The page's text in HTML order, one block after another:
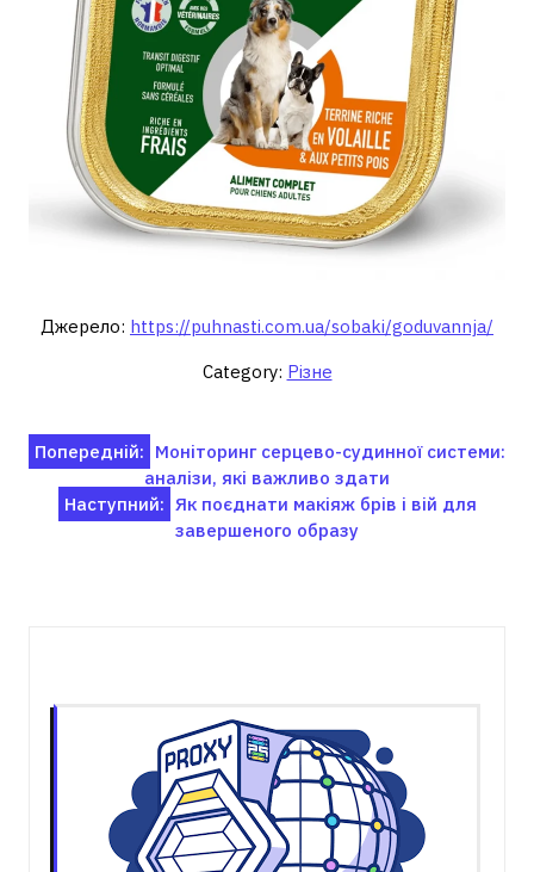
Джерело: https://puhnasti.com.ua/sobaki/goduvannja/
Category: Різне
Навігація
записів
Попередній: Моніторинг серцево-судинної системи:
аналізи, які важливо здати
Наступний: Як поєднати макіяж брів і вій для
завершеного образу